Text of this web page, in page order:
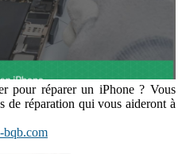
pour réparer un iPhone ? Vous
de réparation qui vous aideront à
bqb.com